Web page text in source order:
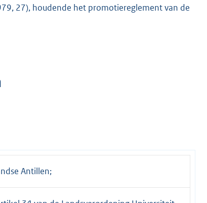
27), houdende het promotiereglement van de
Antillen;